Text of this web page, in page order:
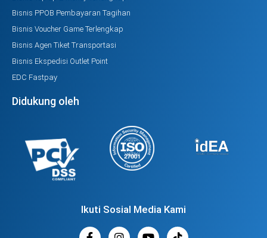
Bisnis PPOB Pembayaran Tagihan
Bisnis Voucher Game Terlengkap
Bisnis Agen Tiket Transportasi
Bisnis Ekspedisi Outlet Point
EDC Fastpay
Didukung oleh
Ikuti Sosial Media Kami